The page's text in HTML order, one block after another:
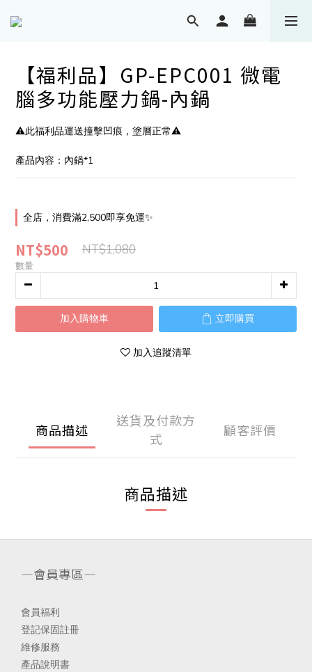
【福利品】GP-EPC001 微電
腦多功能壓力鍋-內鍋
⚠️此福利品運送撞擊凹痕，塗層正常⚠️
產品內容：內鍋*1
全店，消費滿2,500即享免運✨
NT$500 NT$1,080
數量
加入購物車 立即購買
加入追蹤清單
商品描述
送貨及付款方
式
顧客評價
商品描述
—會員專區—
會員福利
登記保固註冊
維修服務
產品說明書